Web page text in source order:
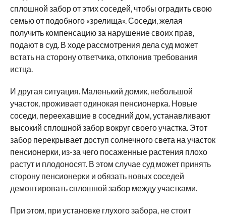
сплошной забор от этих соседей, чтобы оградить свою
семью от подобного «зрелища». Соседи, желая
получить компенсацию за нарушение своих прав,
подают в суд. В ходе рассмотрения дела суд может
встать на сторону ответчика, отклонив требования
истца.
И другая ситуация. Маленький домик, небольшой
участок, проживает одинокая пенсионерка. Новые
соседи, переехавшие в соседний дом, устанавливают
высокий сплошной забор вокруг своего участка. Этот
забор перекрывает доступ солнечного света на участок
пенсионерки, из-за чего посаженные растения плохо
растут и плодоносят. В этом случае суд может принять
сторону пенсионерки и обязать новых соседей
демонтировать сплошной забор между участками.
При этом, при установке глухого забора, не стоит